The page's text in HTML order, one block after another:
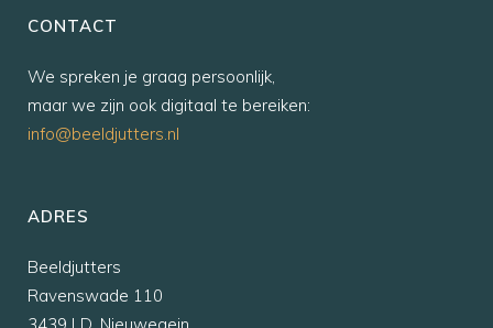
CONTACT
We spreken je graag persoonlijk,
maar we zijn ook digitaal te bereiken:
info@beeldjutters.nl
ADRES
Beeldjutters
Ravenswade 110
3439 LD, Nieuwegein